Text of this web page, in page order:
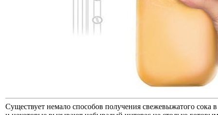
Существует немало способов получения свежевыжатого сока